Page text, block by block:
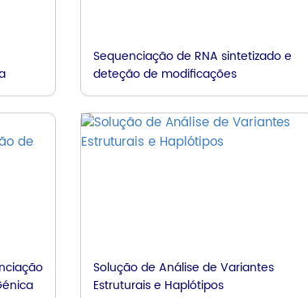
Sequenciação de RNA sintetizado e
deteção de modificações
Solução de Análise de Variantes
Estruturais e Haplótipos